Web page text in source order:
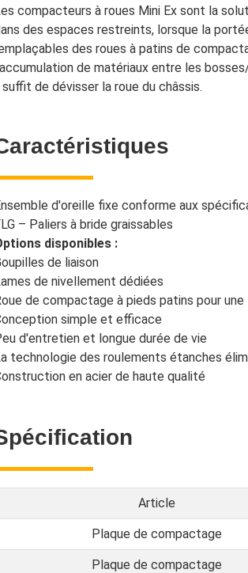
compacteurs à roues Mini Ex sont la
des espaces restreints, lorsque la
des roues à patins de
de matériaux entre les
suffit de dévisser la roue du châssis.
d'oreille fixe conforme aux
– Paliers à bride graissables
disponibles :
de liaison
de nivellement dédiées
de compactage à pieds patins pour
simple et efficace
d'entretien et longue durée de vie
technologie des roulements étanches
en acier de haute qualité
Article
Plaque de compactage
Plaque de compactage